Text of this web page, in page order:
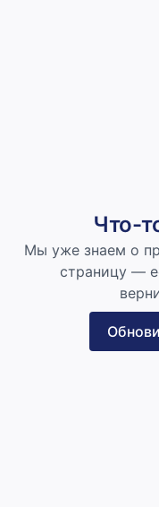
Что-
Мы уже знаем о
страницу —